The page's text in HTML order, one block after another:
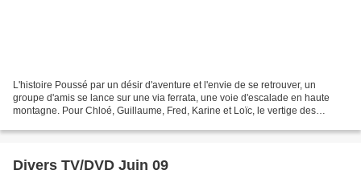
L'histoire Poussé par un désir d'aventure et l'envie de se retrouver, un
groupe d'amis se lance sur une via ferrata, une voie d'escalade en haute
montagne. Pour Chloé, Guillaume, Fred, Karine et Loïc, le vertige des
Divers TV/DVD Juin 09